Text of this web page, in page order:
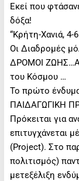
Εκεί που
δόξα!
“Κρήτη-Χανιά,
Οι Διαδρομές
ΔΡΟΜΟΙ
του Κόσμου …
Το πρώτο
ΠΑΙΔΑΓΩΓΙΚΗ
Πρόκειται για
επιτυγχάνεται
(Project). Στο
πολιτισμός)
μετεξέλιξη